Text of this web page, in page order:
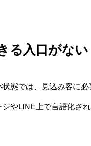
る入口がない
態では、見込み客に
やLINE上で言語化さ